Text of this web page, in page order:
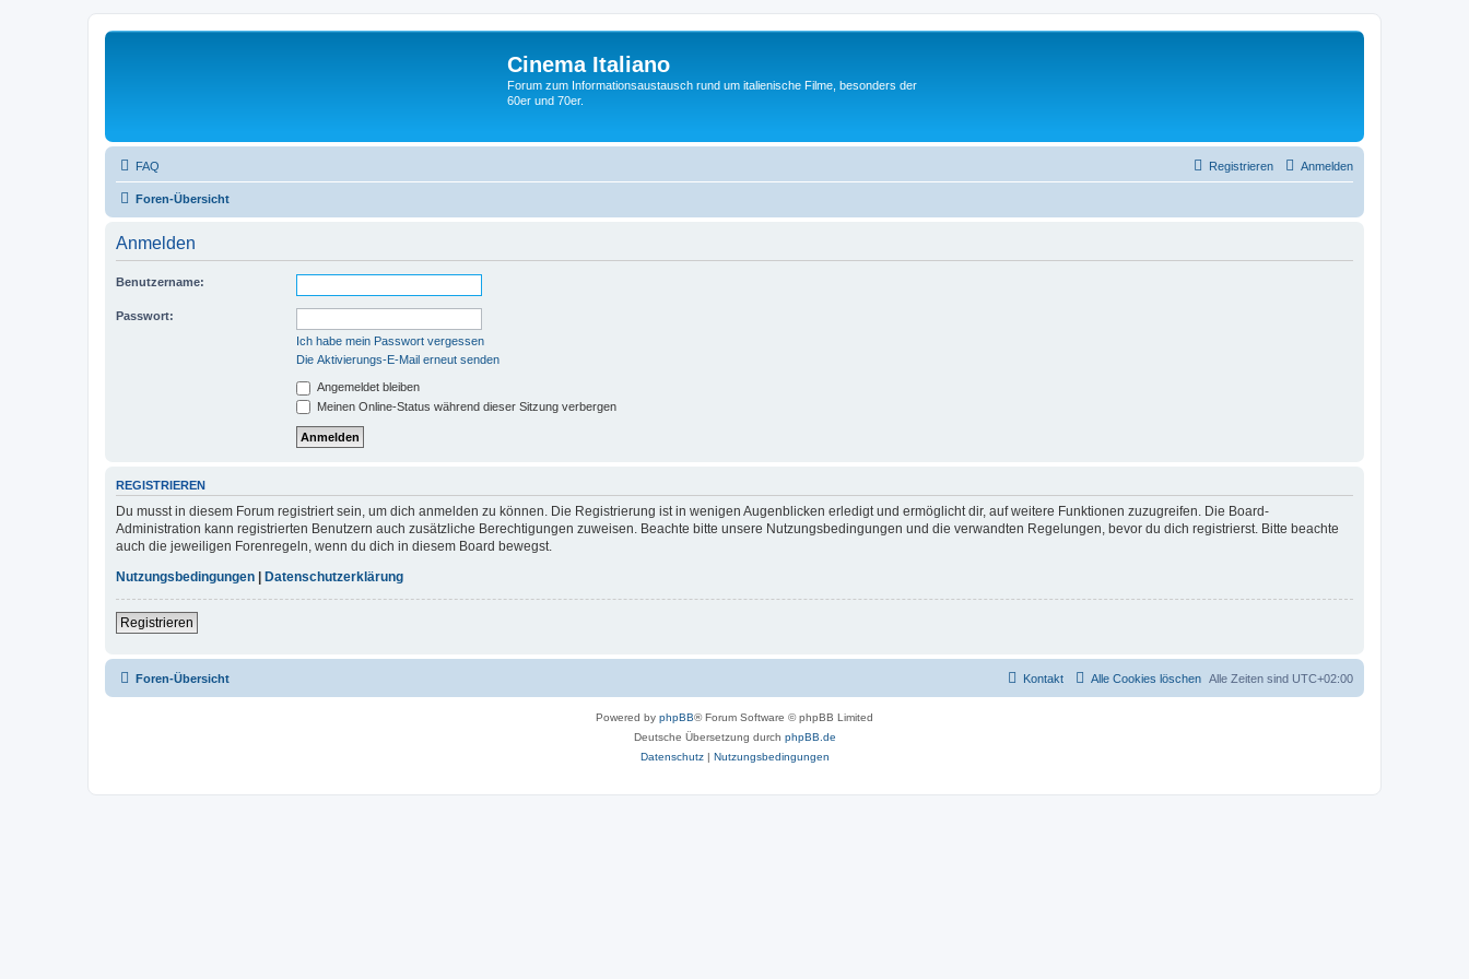
Cinema Italiano
Forum zum Informationsaustausch rund um italienische Filme, besonders der
60er und 70er.
FAQ Anmelden
Registrieren
Foren-Übersicht
Anmelden
Benutzername:
Passwort:
Ich habe mein Passwort vergessen
Die Aktivierungs-E-Mail erneut senden
Angemeldet bleiben
Meinen Online-Status während dieser Sitzung verbergen
REGISTRIEREN
Du musst in diesem Forum registriert sein, um dich anmelden zu können. Die Registrierung ist in wenigen Augenblicken erledigt und ermöglicht dir, auf weitere Funktionen zuzugreifen. Die Board-
Administration kann registrierten Benutzern auch zusätzliche Berechtigungen zuweisen. Beachte bitte unsere Nutzungsbedingungen und die verwandten Regelungen, bevor du dich registrierst. Bitte beachte
auch die jeweiligen Forenregeln, wenn du dich in diesem Board bewegst.
Nutzungsbedingungen | Datenschutzerklärung
Registrieren
Foren-Übersicht Alle Zeiten sind UTC+02:00
Alle Cookies löschen
Kontakt
Powered by phpBB® Forum Software © phpBB Limited
Deutsche Übersetzung durch phpBB.de
Datenschutz| Nutzungsbedingungen